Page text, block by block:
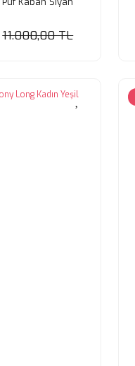
11.000,00 TL